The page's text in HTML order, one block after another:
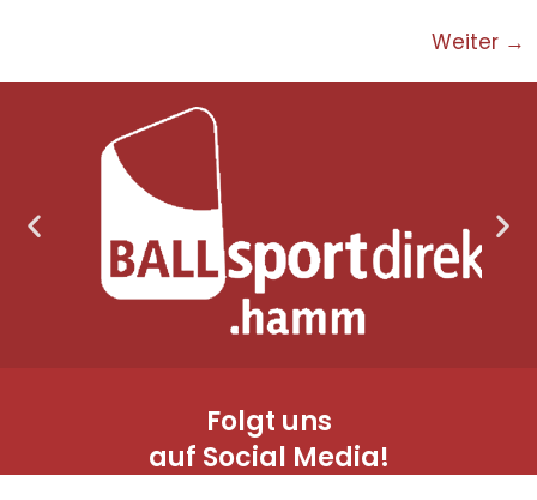
Weiter →
Folgt uns
auf Social Media!